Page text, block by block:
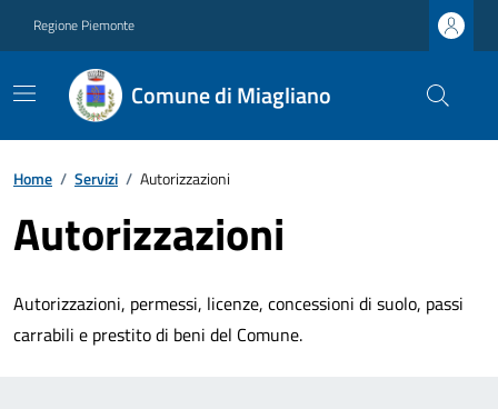
Regione Piemonte
Comune di Miagliano
Home / Servizi / Autorizzazioni
Autorizzazioni
Autorizzazioni, permessi, licenze, concessioni di suolo, passi
carrabili e prestito di beni del Comune.